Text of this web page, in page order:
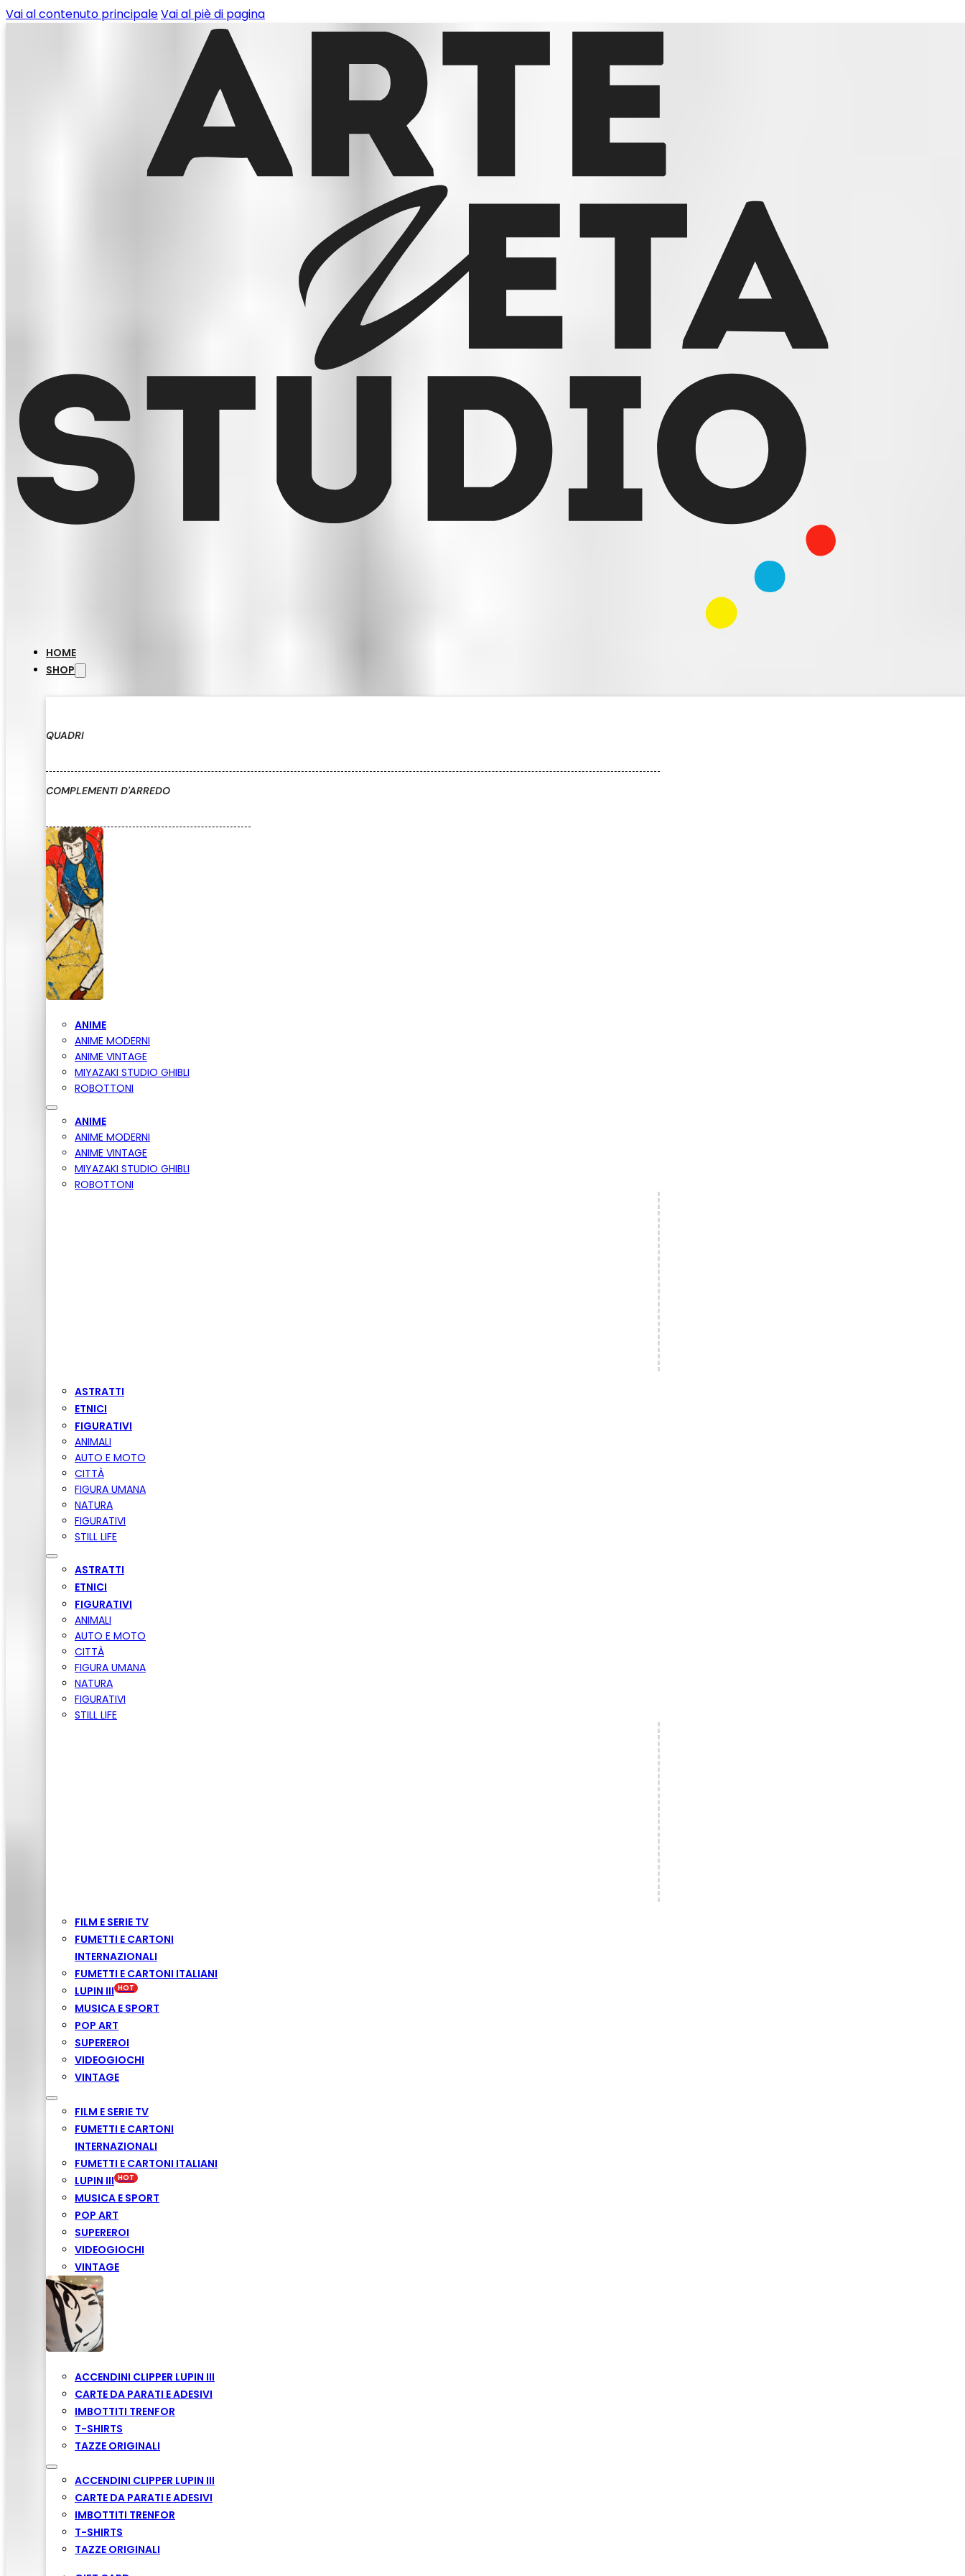
Vai al contenuto principaleVai al piè di pagina
HOME
SHOP
QUADRI
COMPLEMENTI D'ARREDO
ANIME
ANIME MODERNI
ANIME VINTAGE
MIYAZAKI STUDIO GHIBLI
ROBOTTONI
ANIME
ANIME MODERNI
ANIME VINTAGE
MIYAZAKI STUDIO GHIBLI
ROBOTTONI
ASTRATTI
ETNICI
FIGURATIVI
ANIMALI
AUTO E MOTO
CITTÀ
FIGURA UMANA
NATURA
FIGURATIVI
STILL LIFE
ASTRATTI
ETNICI
FIGURATIVI
ANIMALI
AUTO E MOTO
CITTÀ
FIGURA UMANA
NATURA
FIGURATIVI
STILL LIFE
FILM E SERIE TV
FUMETTI E CARTONI
INTERNAZIONALI
FUMETTI E CARTONI ITALIANI
LUPIN III
MUSICA E SPORT
POP ART
SUPEREROI
VIDEOGIOCHI
VINTAGE
FILM E SERIE TV
FUMETTI E CARTONI
INTERNAZIONALI
FUMETTI E CARTONI ITALIANI
LUPIN III
MUSICA E SPORT
POP ART
SUPEREROI
VIDEOGIOCHI
VINTAGE
ACCENDINI CLIPPER LUPIN III
CARTE DA PARATI E ADESIVI
IMBOTTITI TRENFOR
T-SHIRTS
TAZZE ORIGINALI
ACCENDINI CLIPPER LUPIN III
CARTE DA PARATI E ADESIVI
IMBOTTITI TRENFOR
T-SHIRTS
TAZZE ORIGINALI